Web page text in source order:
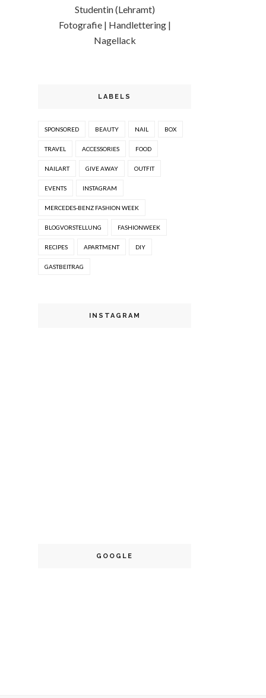
Studentin (Lehramt)
Fotografie | Handlettering |
Nagellack
LABELS
SPONSORED BEAUTY NAIL BOX
TRAVEL ACCESSORIES FOOD
NAILART GIVE AWAY OUTFIT
EVENTS INSTAGRAM
MERCEDES-BENZ FASHION WEEK
BLOGVORSTELLUNG FASHIONWEEK
RECIPES APARTMENT DIY
GASTBEITRAG
INSTAGRAM
GOOGLE